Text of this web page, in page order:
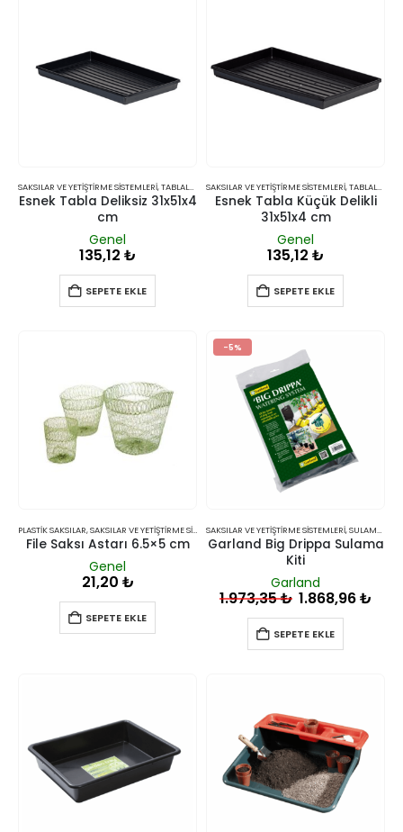
SAKSILAR VE YETIŞTIRME SISTEMLERI,TABLALAR
Esnek Tabla Deliksiz 31x51x4
cm
Genel
135,12 ₺
SEPETE EKLE
SAKSILAR VE YETIŞTIRME SISTEMLERI,TABLALAR
Esnek Tabla Küçük Delikli
31x51x4 cm
Genel
135,12 ₺
SEPETE EKLE
PLASTIK SAKSILAR,SAKSILAR VE YETIŞTIRME SISTEMLERI
File Saksı Astarı 6.5×5 cm
Genel
21,20 ₺
SEPETE EKLE
-5%
SAKSILAR VE YETIŞTIRME SISTEMLERI,SULAMA SISTEMLERI
Garland Big Drippa Sulama
Kiti
Garland
1.973,35₺ 1.868,96₺
SEPETE EKLE